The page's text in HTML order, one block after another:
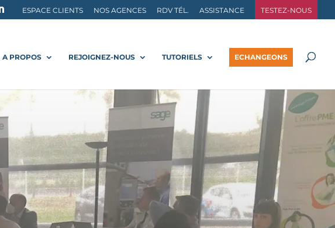
ESPACE CLIENTS NOS AGENCES RDV TÉL. ASSISTANCE TESTEZ-NOUS
A PROPOS REJOIGNEZ-NOUS TUTORIELS ECHANGEONS